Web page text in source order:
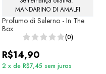
MANDARINO DI AMALFI
Profumo di Salerno - In The
Box
(0)
R$14,90
2 x de R$7,45 sem juros